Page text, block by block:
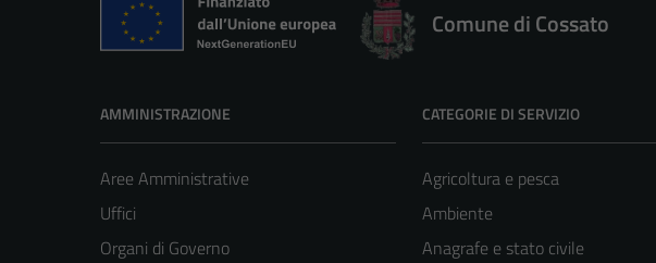
Comune di Cossato
AMMINISTRAZIONE
Aree Amministrative
Uffici
Organi di Governo
CATEGORIE DI SERVIZIO
Agricoltura e pesca
Ambiente
Anagrafe e stato civile